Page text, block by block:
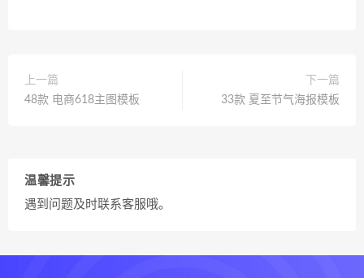
上一篇
48款 电商618主图模板
下一篇
33款 夏至节气海报模板
温馨提示
遇到问题及时联系客服哦。